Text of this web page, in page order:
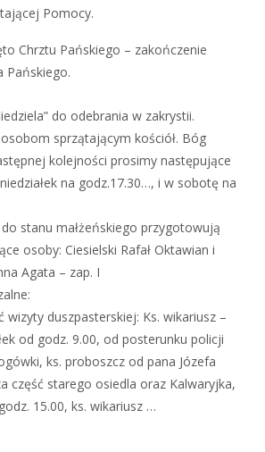
Pomocy.
Chrztu Pańskiego – zakończenie
Pańskiego.
do odebrania w zakrystii.
sprzątającym kościół. Bóg
kolejności prosimy następujące
na godz.17.30…, i w sobotę na
stanu małżeńskiego przygotowują
osoby: Ciesielski Rafał Oktawian i
Agata – zap. I
wizyty duszpasterskiej: Ks. wikariusz –
od godz. 9.00, od posterunku policji
ks. proboszcz od pana Józefa
część starego osiedla oraz Kalwaryjka,
15.00, ks. wikariusz …